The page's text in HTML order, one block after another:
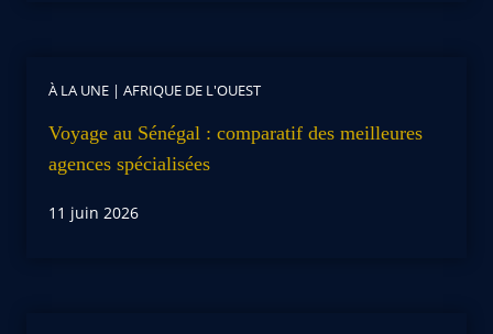
À LA UNE | AFRIQUE DE L'OUEST
Voyage au Sénégal : comparatif des meilleures
agences spécialisées
11 juin 2026